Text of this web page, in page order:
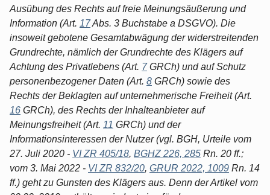
Ausübung des Rechts auf freie Meinungsäußerung und
Information (Art. 17Abs. 3 Buchstabe a DSGVO). Die
insoweit gebotene Gesamtabwägung der widerstreitenden
Grundrechte, nämlich der Grundrechte des Klägers auf
Achtung des Privatlebens (Art. 7GRCh) und auf Schutz
personenbezogener Daten (Art. 8 GRCh) sowie des
Rechts der Beklagten auf unternehmerische Freiheit (Art.
16 GRCh), des Rechts der Inhalteanbieter auf
Meinungsfreiheit (Art. 11 GRCh) und der
Informationsinteressen der Nutzer (vgl. BGH, Urteile vom
27. Juli 2020 - VI ZR 405/18, BGHZ 226, 285 Rn. 20 ff.;
vom 3. Mai 2022 - VI ZR 832/20, GRUR 2022, 1009 Rn. 14
ff.) geht zu Gunsten des Klägers aus. Denn der Artikel vom